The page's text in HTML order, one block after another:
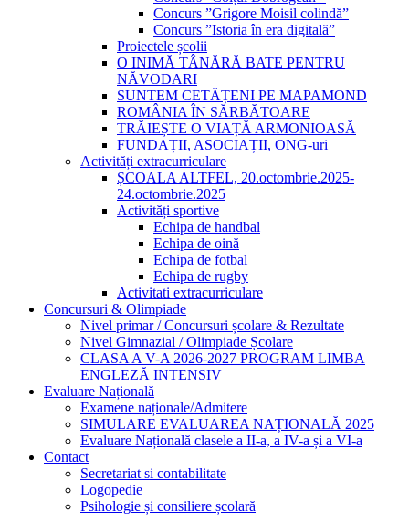
Concurs ”Grigore Moisil colindă”
Concurs ”Istoria în era digitală”
Proiectele școlii
O INIMĂ TÂNĂRĂ BATE PENTRU
NĂVODARI
SUNTEM CETĂȚENI PE MAPAMOND
ROMÂNIA ÎN SĂRBĂTOARE
TRĂIEȘTE O VIAȚĂ ARMONIOASĂ
FUNDAȚII, ASOCIAȚII, ONG-uri
Activități extracurriculare
ȘCOALA ALTFEL, 20.octombrie.2025-
24.octombrie.2025
Activități sportive
Echipa de handbal
Echipa de oină
Echipa de fotbal
Echipa de rugby
Activitati extracurriculare
Concursuri & Olimpiade
Nivel primar / Concursuri școlare & Rezultate
Nivel Gimnazial / Olimpiade Școlare
CLASA A V-A 2026-2027 PROGRAM LIMBA
ENGLEZĂ INTENSIV
Evaluare Națională
Examene naționale/Admitere
SIMULARE EVALUAREA NAȚIONALĂ 2025
Evaluare Națională clasele a II-a, a IV-a și a VI-a
Contact
Secretariat si contabilitate
Logopedie
Psihologie și consiliere școlară